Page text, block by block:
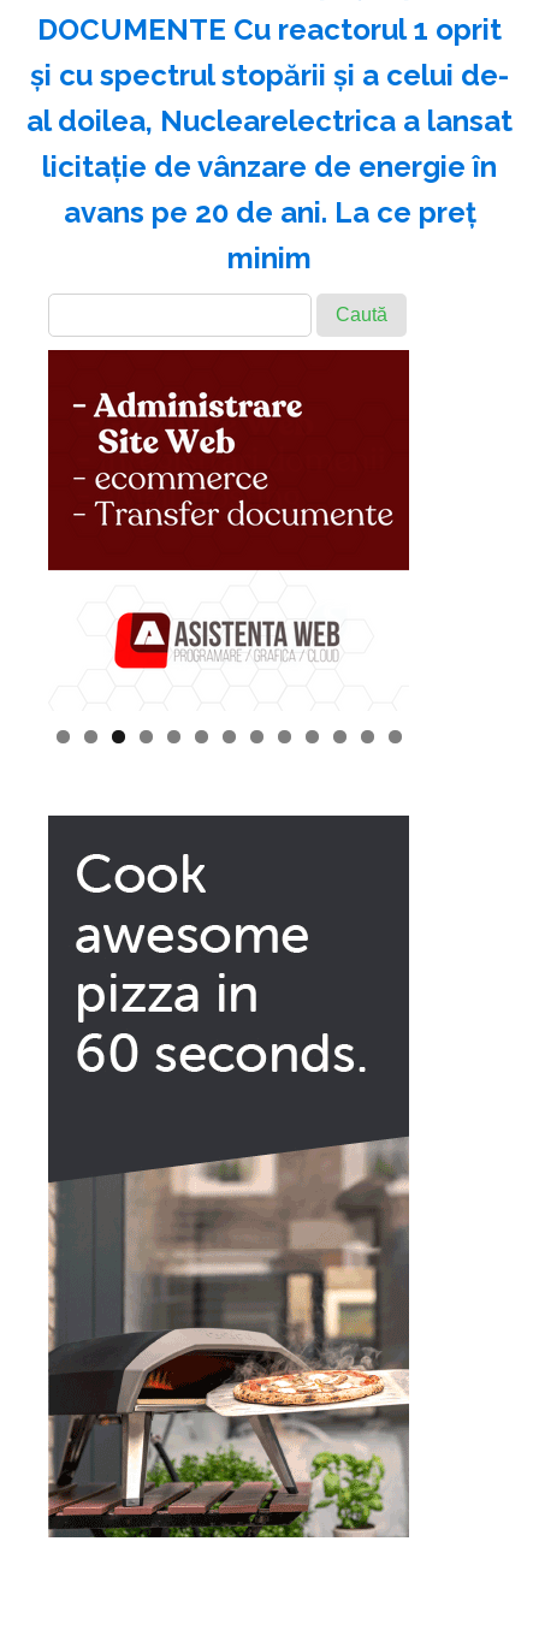
DOCUMENTE Cu reactorul 1 oprit
și cu spectrul stopării și a celui de-
al doilea, Nuclearelectrica a lansat
licitație de vânzare de energie în
avans pe 20 de ani. La ce preț
minim